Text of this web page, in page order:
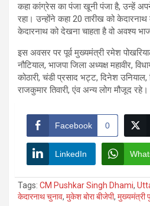
कहा कांग्रेस का पंजा खूनी पंजा है, उन्हें
रहा। उन्होंने कहा 20 तारीख को केदारनाथ
केदारनाथ को देखना चाहता है वो अवश्य
इस अवसर पर पूर्व मुख्यमंत्री रमेश
नौटियाल, भाजपा जिला अध्यक्ष महावीर,
कोठारी, चंडी प्रसाद भट्ट, दिनेश उनियाल,
राजकुमार तिवारी, एंव अन्य लोग मौजूद रहे।
Facebook 0
LinkedIn
Tags: CM Pushkar Singh Dhami,
केदारनाथ चुनाव, मुकेश बोरा बीजेपी, मुख्यमंत्री